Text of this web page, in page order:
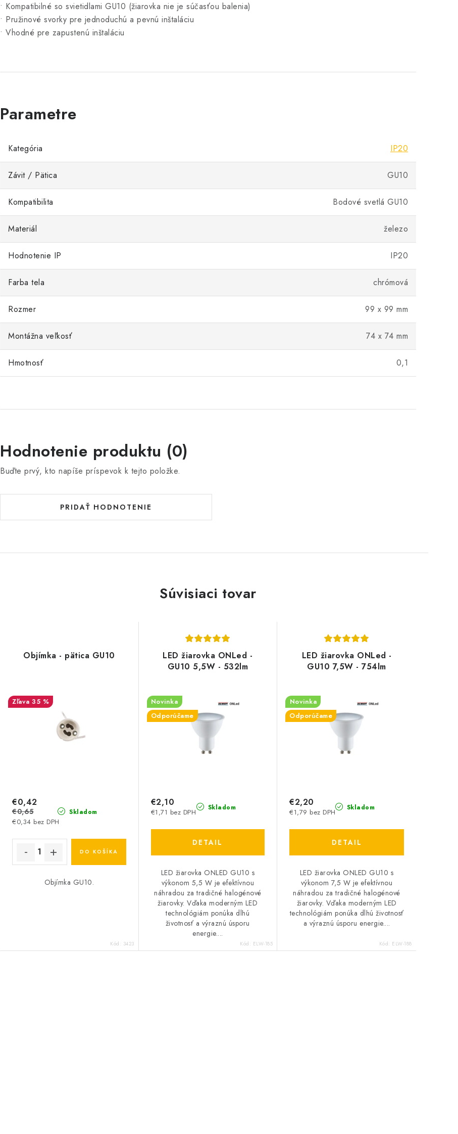
• Kompatibilné so svietidlami GU10 (žiarovka nie je súčasťou balenia)
• Pružinové svorky pre jednoduchú a pevnú inštaláciu
• Vhodné pre zapustenú inštaláciu
Kategória IP20
Závit / Pätica GU10
Kompatibilita Bodové svetlá GU10
Materiál železo
Hodnotenie IP IP20
Farba tela chrómová
Rozmer 99 x 99 mm
Montážna veľkosť 74 x 74 mm
Hmotnosť 0,1
Hodnotenie produktu (0)
Buďte prvý, kto napíše príspevok k tejto položke.
PRIDAŤ HODNOTENIE
Súvisiaci tovar
Objímka - pätica GU10
35 %
Skladom
€0,34 bez DPH
€0,42
€0,65
DO KOŠÍKA
Objímka GU10.
Kód: 3423
LED žiarovka ONLed -
GU10 5,5W - 532lm
Novinka
Odporúčame
Skladom
€1,71 bez DPH
€2,10
DETAIL
LED žiarovka ONLED GU10 s
výkonom 5,5 W je efektívnou
náhradou za tradičné halogénové
žiarovky. Vďaka moderným LED
technológiám ponúka dlhú
životnosť a výraznú úsporu
energie....
Kód: ELW-185
LED žiarovka ONLed -
GU10 7,5W - 754lm
Novinka
Odporúčame
Skladom
€1,79 bez DPH
€2,20
DETAIL
LED žiarovka ONLED GU10 s
výkonom 7,5 W je efektívnou
náhradou za tradičné halogénové
žiarovky. Vďaka moderným LED
technológiám ponúka dlhú životnosť
a výraznú úsporu energie....
Kód: ELW-188